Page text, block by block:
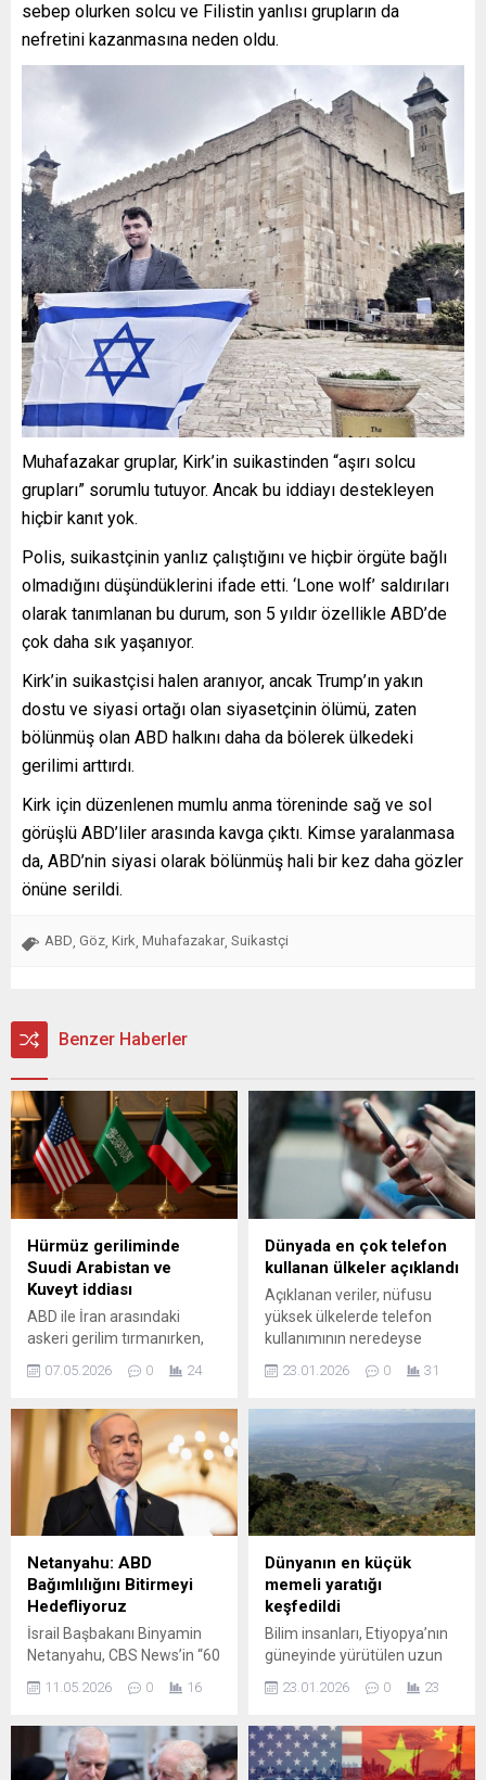
sebep olurken solcu ve Filistin yanlısı grupların da
nefretini kazanmasına neden oldu.
Muhafazakar gruplar, Kirk’in suikastinden “aşırı solcu
grupları” sorumlu tutuyor. Ancak bu iddiayı destekleyen
hiçbir kanıt yok.
Polis, suikastçinin yanlız çalıştığını ve hiçbir örgüte bağlı
olmadığını düşündüklerini ifade etti. ‘Lone wolf’ saldırıları
olarak tanımlanan bu durum, son 5 yıldır özellikle ABD’de
çok daha sık yaşanıyor.
Kirk’in suikastçisi halen aranıyor, ancak Trump’ın yakın
dostu ve siyasi ortağı olan siyasetçinin ölümü, zaten
bölünmüş olan ABD halkını daha da bölerek ülkedeki
gerilimi arttırdı.
Kirk için düzenlenen mumlu anma töreninde sağ ve sol
görüşlü ABD’liler arasında kavga çıktı. Kimse yaralanmasa
da, ABD’nin siyasi olarak bölünmüş hali bir kez daha gözler
önüne serildi.
ABD, Göz, Kirk, Muhafazakar, Suikastçi
Benzer Haberler
Hürmüz geriliminde
Suudi Arabistan ve
Kuveyt iddiası
ABD ile İran arasındaki
askeri gerilim tırmanırken,
dikkat çekiyor. Basında yer
ülkelerinin Washington’a
tanıdığı bazı erişim
kolaylıklarında değişikliğe
gidildiğini öne sürüyor. Wall
Street Journal’ın haberine
göre, Suudi Arabistan ile
Kuveyt’in ABD ordusuna
yönelik üs ve hava sahası
erişim kısıtlamalarını
kaldırdığı iddia edildi;...
07.05.2026 0 24
Dünyada en çok telefon
kullanan ülkeler açıklandı
Açıklanan veriler, nüfusu
yüksek ülkelerde telefon
kullanımının neredeyse
ulaştığını ortaya koyarken,
yaklaşık dörtte üçünün aktif
olarak akıllı telefon
kullandığını gösterdi. Liste,
ülkelerde aktif cep ...
23.01.2026 0 31
Netanyahu: ABD
Bağımlılığını Bitirmeyi
Hedefliyoruz
İsrail Başbakanı Binyamin
Netanyahu, CBS News’in “60
Minutes” programında
verdiği röportajda, ülkesiyle
planlarına dair yeni
hedeflerini paylaştı.
11.05.2026 0 16
Dünyanın en küçük
memeli yaratığı
keşfedildi
Bilim insanları, Etiyopya’nın
güneyinde yürütülen uzun
soluklu saha çalışmalarının
ardından yalnızca 3 gram
uzunluğunda yeni bir
memeli türü saptadı. Keşif,
23.01.2026 0 23